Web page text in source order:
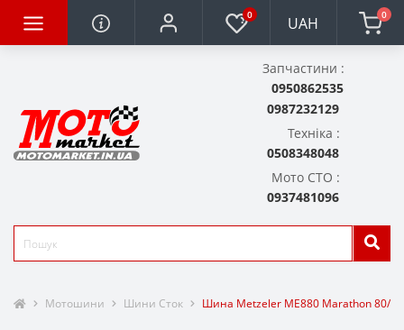
0 UAH 0
Запчастини :
0950862535
0987232129
Техніка :
0508348048
Мото СТО :
0937481096
Мотошини Шини Сток Шина Metzeler ME880 Marathon 80/